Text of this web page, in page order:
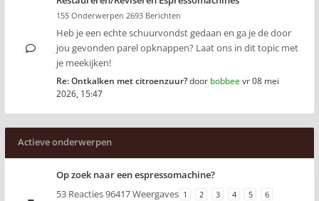
155 Onderwerpen 2693 Berichten
Heb je een echte schuurvondst gedaan en ga je de door
jou gevonden parel opknappen? Laat ons in dit topic met
je meekijken!
Re: Ontkalken met citroenzuur?door bobbeevr 08 mei
2026, 15:47
Actieve onderwerpen
Op zoek naar een espressomachine?
53 Reacties 96417 Weergaves 1 2 3 4 5 6